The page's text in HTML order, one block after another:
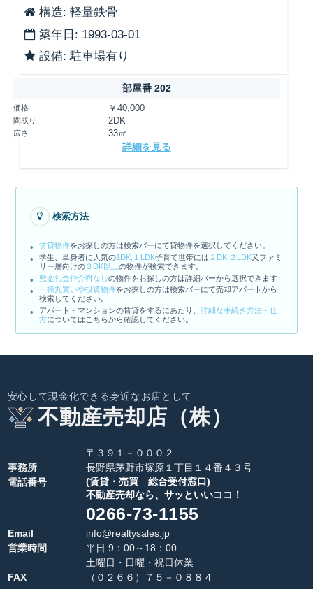
構造: 軽量鉄骨
築年日: 1993-03-01
設備: 駐車場有り
部屋番 202
価格 ￥40,000
間取り 2DK
広さ 33㎡
詳細を見る
検索方法
賃貸物件をお探しの方は検索バーにて貸物件を選択してください。
学生、単身者に人気の1DK,１LDK子育て世帯には ２DK,２LDK又ファミ
リー層向けの ３DK以上の物件が検索できます。
敷金礼金仲介料なしの物件をお探しの方は詳細バーから選択できます
一棟丸買いや投資物件をお探しの方は検索バーにて売却アパートから
検索してください。
アパート・マンションの賃貸をするにあたり、 詳細な手続き方法・仕
方についてはこちらから確認してください。
安心して現金化できる身近なお店として
不動産売却店（株）
〒３９１－０００２
事務所
長野県茅野市塚原１丁目１４番４３号
電話番号
(賃貸・売買 総合受付窓口)
不動産売却なら、サッといいココ！
0266-73-1155
Email
info@realtysales.jp
営業時間
平日 9：00～18：00
土曜日・日曜・祝日休業
FAX
（０２６６）７５－０８８４